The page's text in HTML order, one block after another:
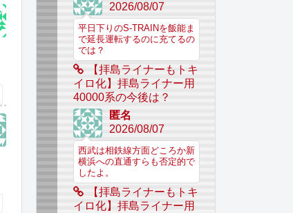
2026/08/07
平日下りのS-TRAINを飯能ま
で延長運転するのに充てるの
では？
【拝島ライナーもトキ
イロ化】拝島ライナー用
40000系の今後は？
匿名
2026/08/07
西武は相鉄線方面どころか新
横浜への直通すらも否定的で
したよ。
【拝島ライナーもトキ
イロ化】拝島ライナー用